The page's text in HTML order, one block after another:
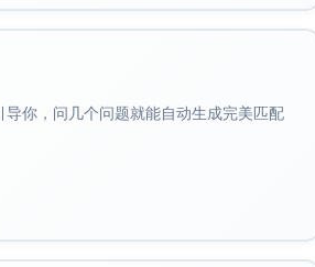
你，问几个问题就能自动生成完美匹配